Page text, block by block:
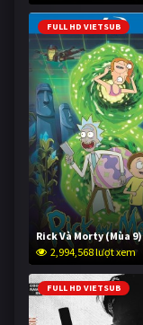
FULL HD VIETSUB
Rick Và Morty (Mùa 9)
2,994,568 lượt xem
FULL HD VIETSUB